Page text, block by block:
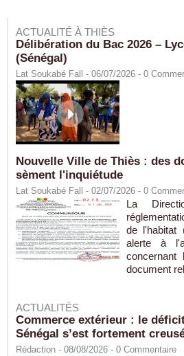
ACTUALITÉ À THIÈS
Délibération du Bac 2026 –
(Sénégal)
Lat Soukabé Fall - 06/07/2026 - 0
Nouvelle Ville de Thiès : des
sèment l'inquiétude
Lat Soukabé Fall - 02/07/2026 - 0
La
de l'habitat
alerte à
concernant
document
ACTUALITÉS
Commerce extérieur : le
Sénégal s’est fortement
Rédaction - 08/08/2026 - 0 Commentaire